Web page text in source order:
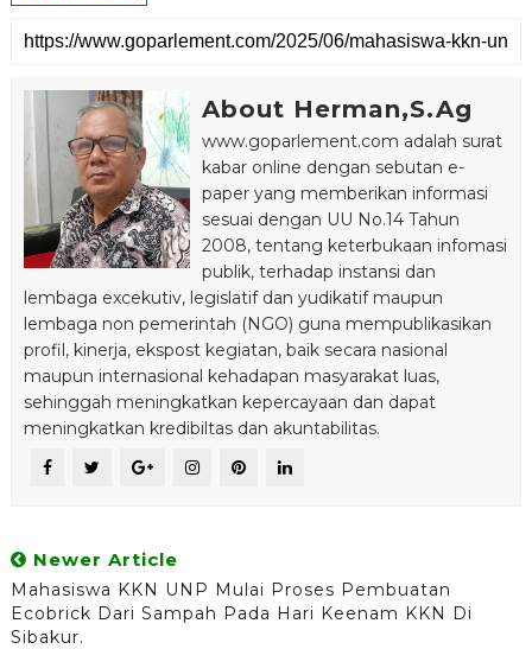
About Herman,S.Ag
www.goparlement.com adalah surat
kabar online dengan sebutan e-
paper yang memberikan informasi
sesuai dengan UU No.14 Tahun
2008, tentang keterbukaan infomasi
publik, terhadap instansi dan
lembaga excekutiv, legislatif dan yudikatif maupun
lembaga non pemerintah (NGO) guna mempublikasikan
profil, kinerja, ekspost kegiatan, baik secara nasional
maupun internasional kehadapan masyarakat luas,
sehinggah meningkatkan kepercayaan dan dapat
meningkatkan kredibiltas dan akuntabilitas.
Newer Article
Mahasiswa KKN UNP Mulai Proses Pembuatan
Ecobrick Dari Sampah Pada Hari Keenam KKN Di
Sibakur.